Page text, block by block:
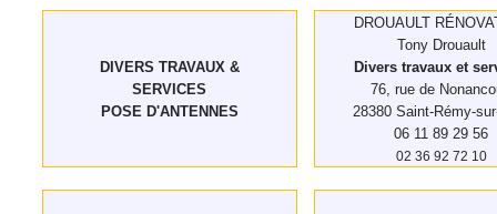
DROUAULT
Tony Drouault
DIVERS TRAVAUX &
Divers travaux et
SERVICES
76, rue de
POSE D'ANTENNES
28380 Saint-Rémy-
06 11 89 29 56
02 36 92 72 10